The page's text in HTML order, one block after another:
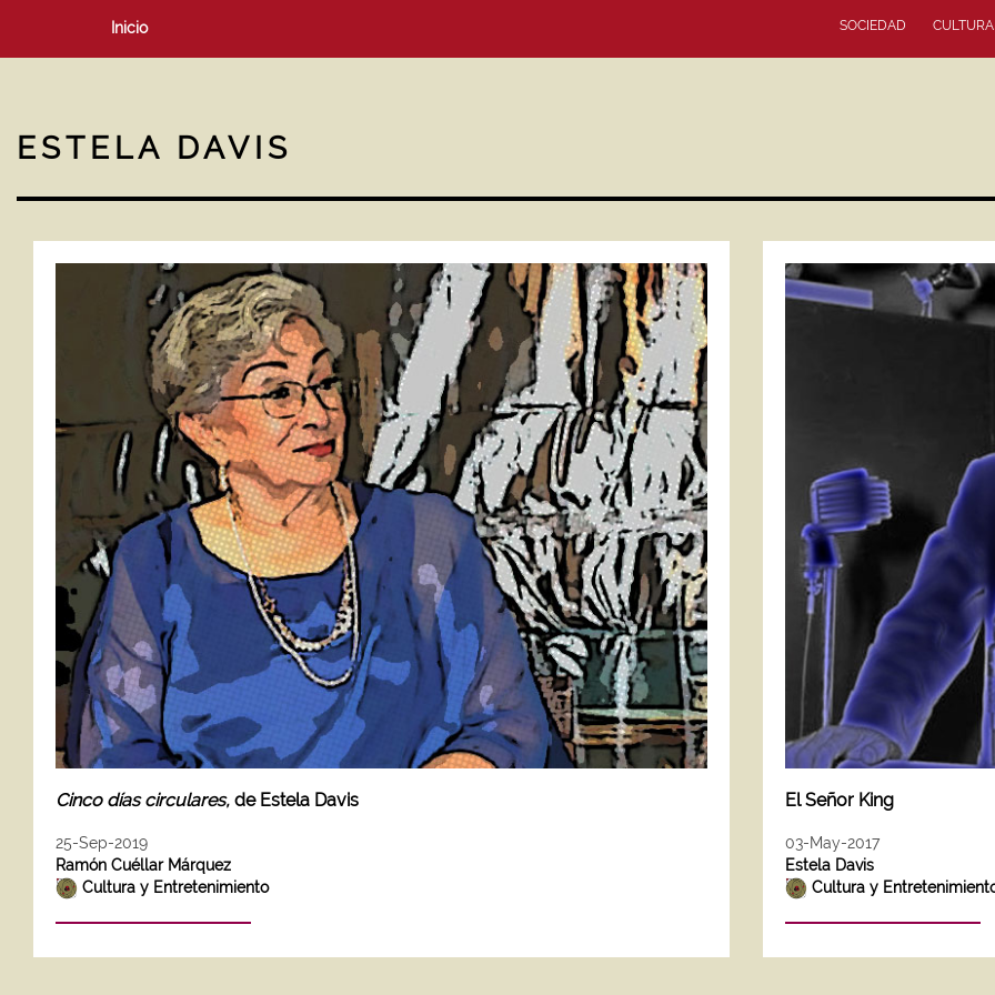
Inicio SOCIEDAD CULTURA
ESTELA DAVIS
Cinco días circulares, de Estela Davis
25-Sep-2019
Ramón Cuéllar Márquez
Cultura y Entretenimiento
El Señor King
03-May-2017
Estela Davis
Cultura y